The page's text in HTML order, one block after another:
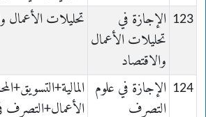
123 الإجازة في
تحليلات الأعمال
والاقتصاد
تحليلات الأعمال
124 الإجازة في علوم
التصرف
الأعمال+التصرف